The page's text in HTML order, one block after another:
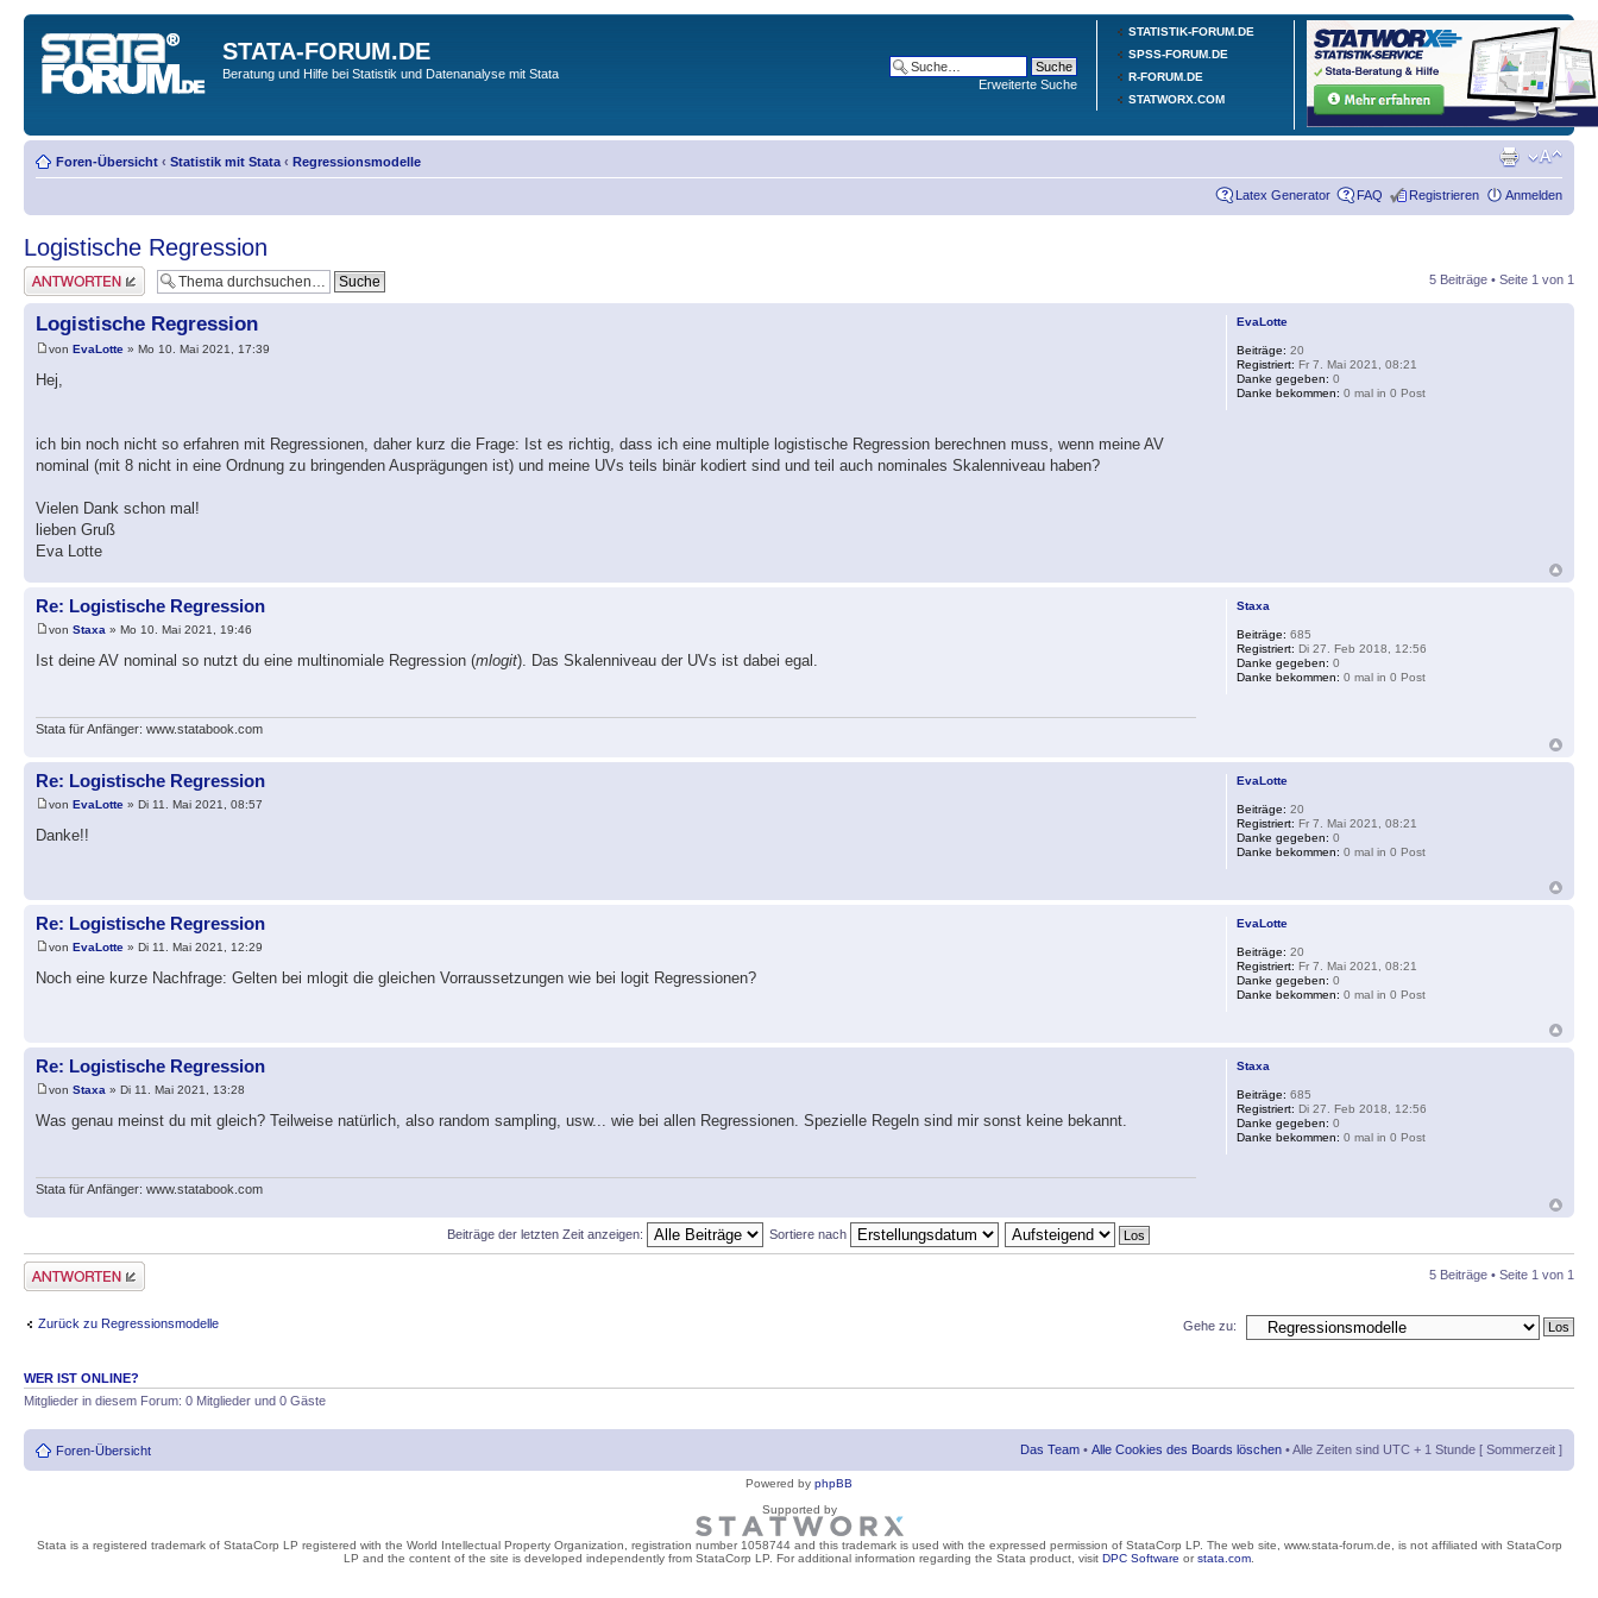
STATISTIK-FORUM.DE
SPSS-FORUM.DE
R-FORUM.DE
STATWORX.COM
STATA-FORUM.DE
Beratung und Hilfe bei Statistik und Datenanalyse mit Stata
Erweiterte Suche
Foren-Übersicht ‹ Statistik mit Stata ‹ Regressionsmodelle
Latex Generator FAQ Registrieren Anmelden
Logistische Regression
Antwort erstellen 5 Beiträge • Seite 1 von 1
Logistische Regression
von EvaLotte » Mo 10. Mai 2021, 17:39
Hej,
ich bin noch nicht so erfahren mit Regressionen, daher kurz die Frage: Ist es richtig, dass ich eine multiple logistische Regression berechnen muss, wenn meine AV
nominal (mit 8 nicht in eine Ordnung zu bringenden Ausprägungen ist) und meine UVs teils binär kodiert sind und teil auch nominales Skalenniveau haben?
Vielen Dank schon mal!
lieben Gruß
Eva Lotte
EvaLotte
Beiträge: 20
Registriert: Fr 7. Mai 2021, 08:21
Danke gegeben: 0
Danke bekommen: 0 mal in 0 Post
Re: Logistische Regression
von Staxa » Mo 10. Mai 2021, 19:46
Ist deine AV nominal so nutzt du eine multinomiale Regression (mlogit). Das Skalenniveau der UVs ist dabei egal.
Stata für Anfänger: www.statabook.com
Staxa
Beiträge: 685
Registriert: Di 27. Feb 2018, 12:56
Danke gegeben: 0
Danke bekommen: 0 mal in 0 Post
Re: Logistische Regression
von EvaLotte » Di 11. Mai 2021, 08:57
Danke!!
EvaLotte
Beiträge: 20
Registriert: Fr 7. Mai 2021, 08:21
Danke gegeben: 0
Danke bekommen: 0 mal in 0 Post
Re: Logistische Regression
von EvaLotte » Di 11. Mai 2021, 12:29
Noch eine kurze Nachfrage: Gelten bei mlogit die gleichen Vorraussetzungen wie bei logit Regressionen?
EvaLotte
Beiträge: 20
Registriert: Fr 7. Mai 2021, 08:21
Danke gegeben: 0
Danke bekommen: 0 mal in 0 Post
Re: Logistische Regression
von Staxa » Di 11. Mai 2021, 13:28
Was genau meinst du mit gleich? Teilweise natürlich, also random sampling, usw... wie bei allen Regressionen. Spezielle Regeln sind mir sonst keine bekannt.
Stata für Anfänger: www.statabook.com
Staxa
Beiträge: 685
Registriert: Di 27. Feb 2018, 12:56
Danke gegeben: 0
Danke bekommen: 0 mal in 0 Post
Beiträge der letzten Zeit anzeigen: Sortiere nach
Antwort erstellen 5 Beiträge • Seite 1 von 1
Zurück zu Regressionsmodelle Gehe zu:
WER IST ONLINE?
Mitglieder in diesem Forum: 0 Mitglieder und 0 Gäste
Foren-Übersicht Das Team • Alle Cookies des Boards löschen • Alle Zeiten sind UTC + 1 Stunde [ Sommerzeit ]
Powered by phpBB
Supported by
Stata is a registered trademark of StataCorp LP registered with the World Intellectual Property Organization, registration number 1058744 and this trademark is used with the expressed permission of StataCorp LP. The web site, www.stata-forum.de, is not affiliated with StataCorp
LP and the content of the site is developed independently from StataCorp LP. For additional information regarding the Stata product, visit DPC Software orstata.com